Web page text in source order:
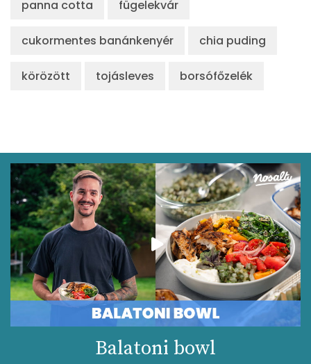
panna cotta fügelekvár
cukormentes banánkenyér chia puding
körözött tojásleves borsófőzelék
Balatoni bowl